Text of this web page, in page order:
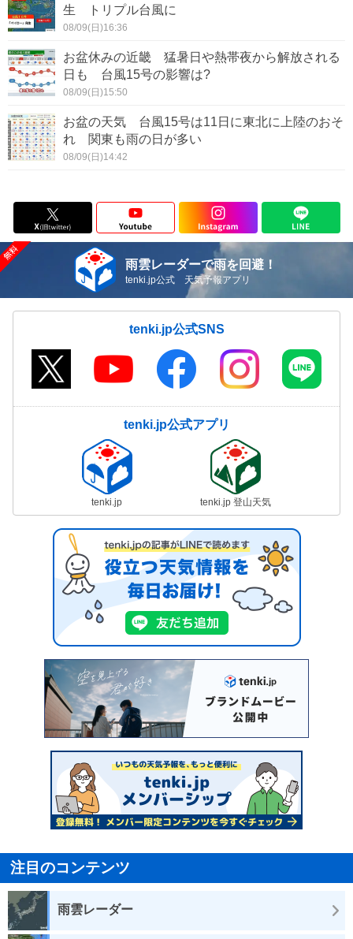
生 トリプル台風に
08/09(日)16:36
お盆休みの近畿 猛暑日や熱帯夜から解放される
日も 台風15号の影響は?
08/09(日)15:50
お盆の天気 台風15号は11日に東北に上陸のおそ
れ 関東も雨の日が多い
08/09(日)14:42
雨雲レーダーで雨を回避！
tenki.jp公式 天気予報アプリ
tenki.jp公式SNS
tenki.jp公式アプリ
tenki.jp tenki.jp 登山天気
注目のコンテンツ
雨雲レーダー